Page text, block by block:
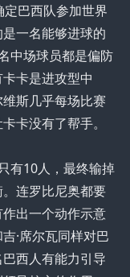
巴西队参加世界
一名能够进球的
中场球员都是偏防
卡是进攻型中
斯几乎每场比赛
卡没有了帮手。
10人，最终输掉
连罗比尼奥都要
出一个动作示意
·席尔瓦同样对巴
西人有能力引导